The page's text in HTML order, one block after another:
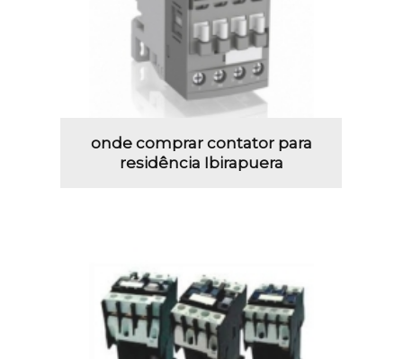
onde comprar contator para
residência Ibirapuera